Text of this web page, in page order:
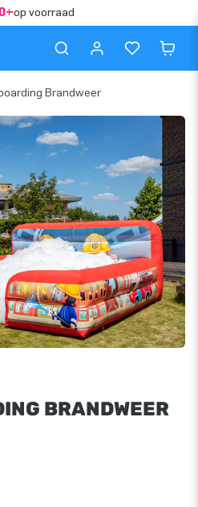
op voorraad
Brandweer
BRANDWEER